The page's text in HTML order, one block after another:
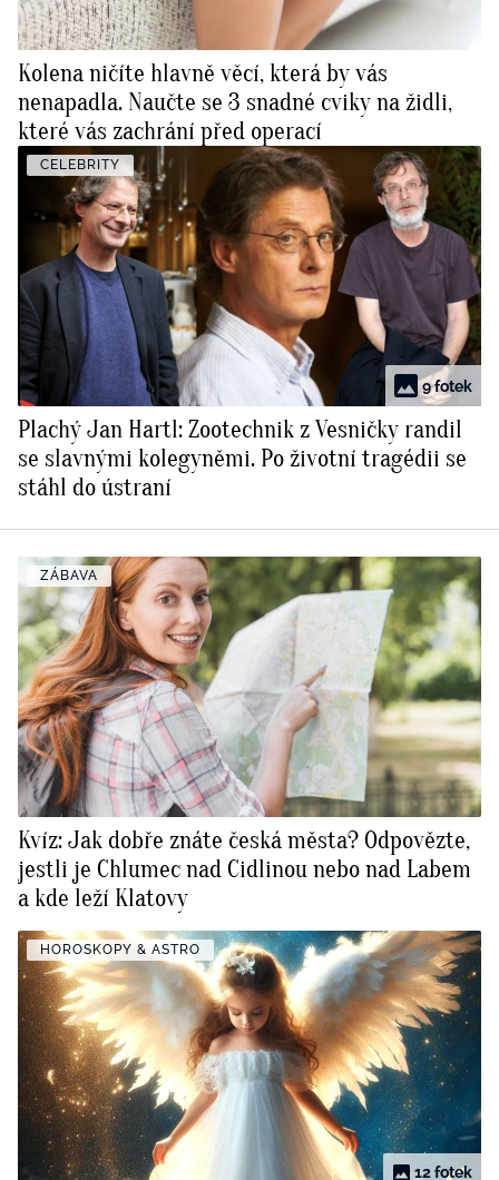
Kolena ničíte hlavně věcí, která by vás
nenapadla. Naučte se 3 snadné cviky na židli,
které vás zachrání před operací
CELEBRITY
9 fotek
Plachý Jan Hartl: Zootechnik z Vesničky randil
se slavnými kolegyněmi. Po životní tragédii se
stáhl do ústraní
ZÁBAVA
Kvíz: Jak dobře znáte česká města? Odpovězte,
jestli je Chlumec nad Cidlinou nebo nad Labem
a kde leží Klatovy
HOROSKOPY & ASTRO
12 fotek